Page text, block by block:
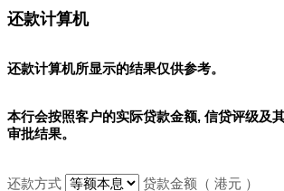
还款计算机
还款计算机所显示的结果仅供参考。
本行会按照客户的实际贷款金额, 信贷评级及
审批结果。
还款方式 贷款金额（ 港元 ）